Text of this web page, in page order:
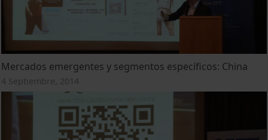
Mercados emergentes y segmentos específicos: China
4 Septiembre, 2014